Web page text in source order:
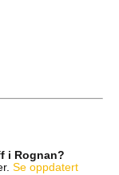
i Rognan?
Se oppdatert